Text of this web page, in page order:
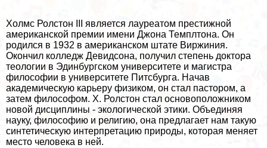
Холмс Ролстон III является лауреатом престижной
американской премии имени Джона Темплтона. Он
родился в 1932 в американском штате Виржиния.
Окончил колледж Девидсона, получил степень доктора
теологии в Эдинбургском университете и магистра
философии в университете Питсбурга. Начав
академическую карьеру физиком, он стал пастором, а
затем философом. Х. Ролстон стал основоположником
новой дисциплины - экологической этики. Объединяя
науку, философию и религию, она предлагает нам такую
синтетическую интерпретацию природы, которая меняет
место человека в ней.